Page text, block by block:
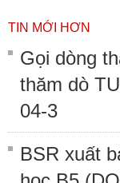
TIN MỚI HƠN
Gọi dòng
thăm dò
04-3
BSR xuất